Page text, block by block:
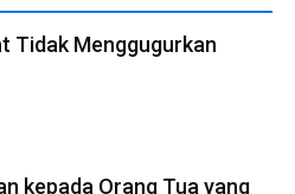
Tidak Menggugurkan
kepada Orang Tua yang